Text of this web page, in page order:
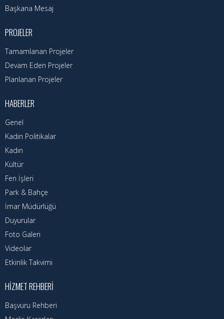
Telefon Rehberi
İlçemiz
Cizre Tarihi
Muhtarlıklar
Nöbetçi Eczaneler
Turizm Rehberi
Hava Durumu
Kadın Politikalar
Kadın
Başkana Mesaj
PROJELER
Tamamlanan Projeler
Devam Eden Projeler
Planlanan Projeler
HABERLER
Genel
Kadın Politikalar
Kadın
Kültür
Fen İşleri
Park & Bahçe
İmar Müdürlüğü
Duyurular
Foto Galeri
Videolar
Etkinlik Takvimi
HIZMET REHBERI
Başvuru Rehberi